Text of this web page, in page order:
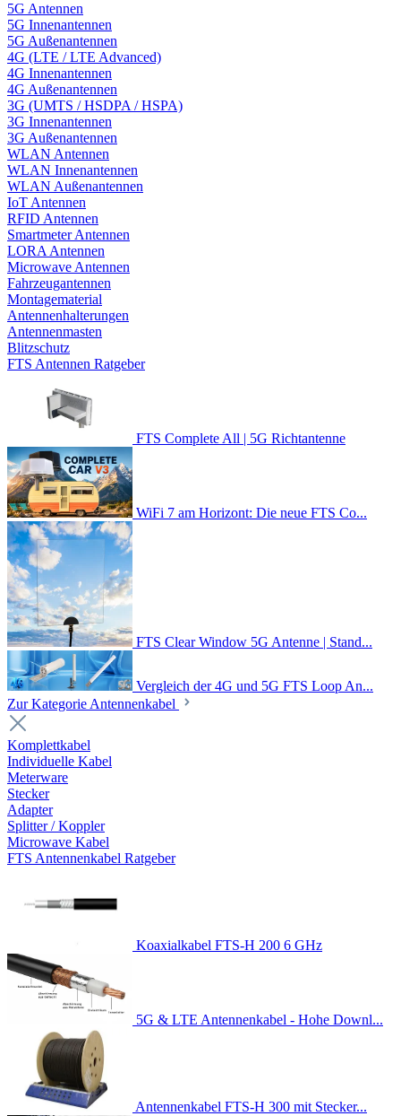
5G Antennen
5G Innenantennen
5G Außenantennen
4G (LTE / LTE Advanced)
4G Innenantennen
4G Außenantennen
3G (UMTS / HSDPA / HSPA)
3G Innenantennen
3G Außenantennen
WLAN Antennen
WLAN Innenantennen
WLAN Außenantennen
IoT Antennen
RFID Antennen
Smartmeter Antennen
LORA Antennen
Microwave Antennen
Fahrzeugantennen
Montagematerial
Antennenhalterungen
Antennenmasten
Blitzschutz
FTS Antennen Ratgeber
FTS Complete All | 5G Richtantenne
WiFi 7 am Horizont: Die neue FTS Co...
FTS Clear Window 5G Antenne | Stand...
Vergleich der 4G und 5G FTS Loop An...
Zur Kategorie Antennenkabel
Komplettkabel
Individuelle Kabel
Meterware
Stecker
Adapter
Splitter / Koppler
Microwave Kabel
FTS Antennenkabel Ratgeber
Koaxialkabel FTS-H 200 6 GHz
5G & LTE Antennenkabel - Hohe Downl...
Antennenkabel FTS-H 300 mit Stecker...